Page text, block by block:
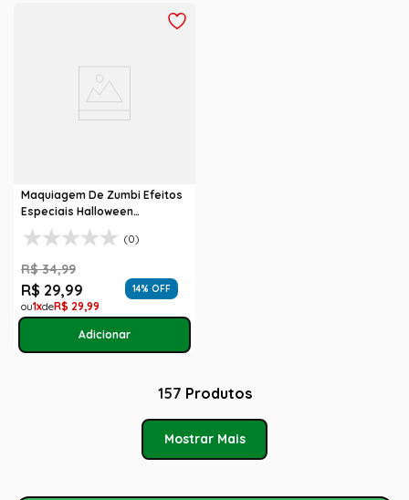
Maquiagem De Zumbi Efeitos
Especiais Halloween
Abrakadabra
(0)
R$ 34,99
R$ 29,99 14% OFF
1 R$ 29,99
157 Produtos
Mostrar Mais